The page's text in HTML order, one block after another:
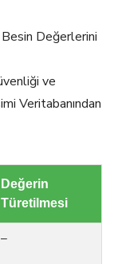
Besin Değerlerini
ve
Veritabanından
Değerin
Türetilmesi
–